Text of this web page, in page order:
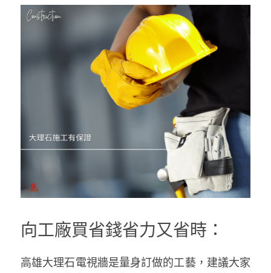
向工廠買省錢省力又省時：
高雄大理石電視牆是量身訂做的工藝，建議大家